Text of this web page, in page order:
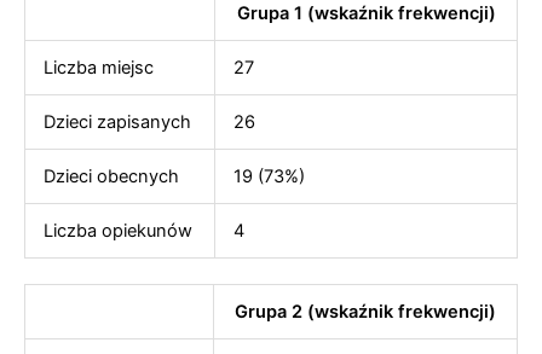
Grupa 1 (wskaźnik frekwencji)
Liczba miejsc 27
Dzieci zapisanych 26
Dzieci obecnych 19 (73%)
Liczba opiekunów 4
Grupa 2 (wskaźnik frekwencji)